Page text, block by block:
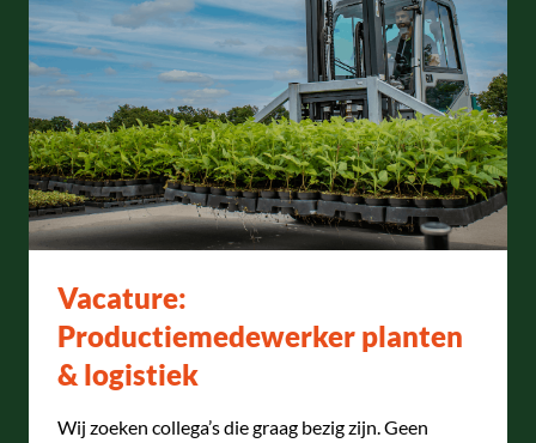
Vacature:
Productiemedewerker planten
& logistiek
Wij zoeken collega’s die graag bezig zijn. Geen